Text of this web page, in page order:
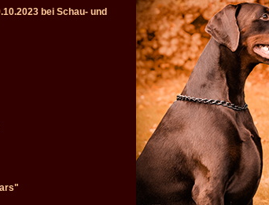
bei Schau- und